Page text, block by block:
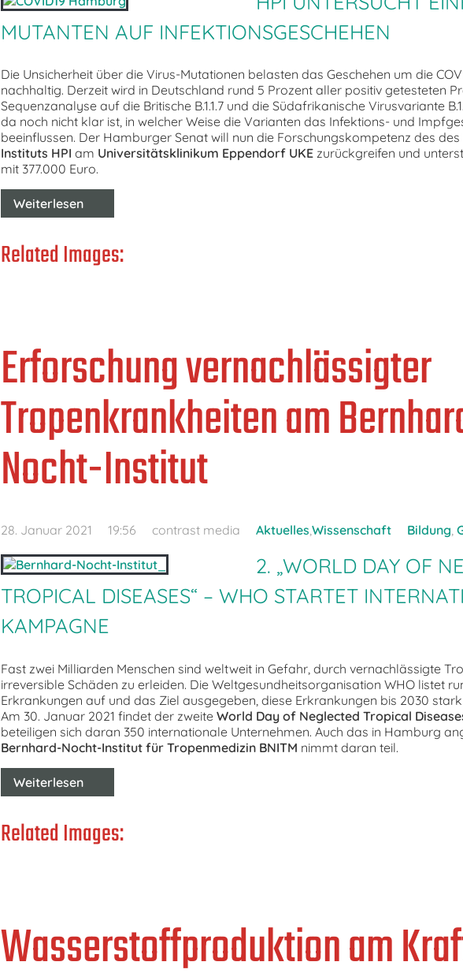
MUTANTEN AUF INFEKTIONSGESCHEHEN
Die Unsicherheit über die Virus-Mutationen belasten das Geschehen um die
nachhaltig. Derzeit wird in Deutschland rund 5 Prozent aller positiv getesteten
Sequenzanalyse auf die Britische B.1.1.7 und die Südafrikanische Virusvariante
da noch nicht klar ist, in welcher Weise die Varianten das Infektions- und
beeinflussen. Der Hamburger Senat will nun die Forschungskompetenz des des
Instituts HPI am Universitätsklinikum Eppendorf UKEzurückgreifen und
mit 377.000 Euro.
Weiterlesen
Related Images:
Erforschung vernachlässigter
Tropenkrankheiten am
Nocht-Institut
28. Januar 2021 19:56 contrast media Aktuelles,Wissenschaft Bildung,
2. „WORLD DAY OF
TROPICAL DISEASES“ – WHO STARTET
KAMPAGNE
Fast zwei Milliarden Menschen sind weltweit in Gefahr, durch vernachlässigte
irreversible Schäden zu erleiden. Die Weltgesundheitsorganisation WHO listet
Erkrankungen auf und das Ziel ausgegeben, diese Erkrankungen bis 2030
Am 30. Januar 2021 findet der zweite World Day of Neglected Tropical
beteiligen sich daran 350 internationale Unternehmen. Auch das in Hamburg
Bernhard-Nocht-Institut für Tropenmedizin BNITM nimmt daran teil.
Weiterlesen
Related Images:
Wasserstoffproduktion am